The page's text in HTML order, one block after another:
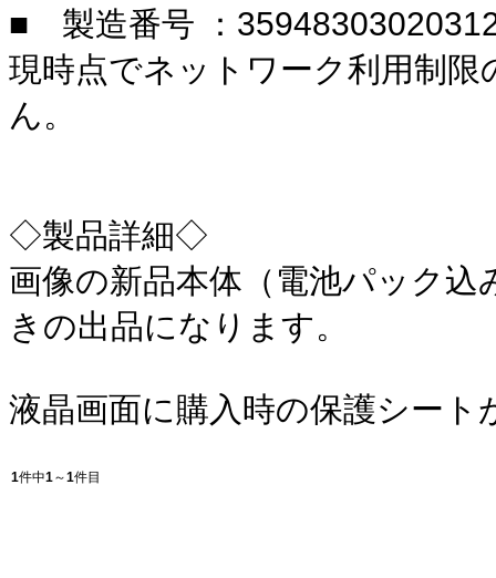
■ 製造番号 ：
現時点でネットワーク利用制
ん。
◇製品詳細◇
画像の新品本体（電池パック込
きの出品になります。
液晶画面に購入時の保護シート
1件中1～1件目